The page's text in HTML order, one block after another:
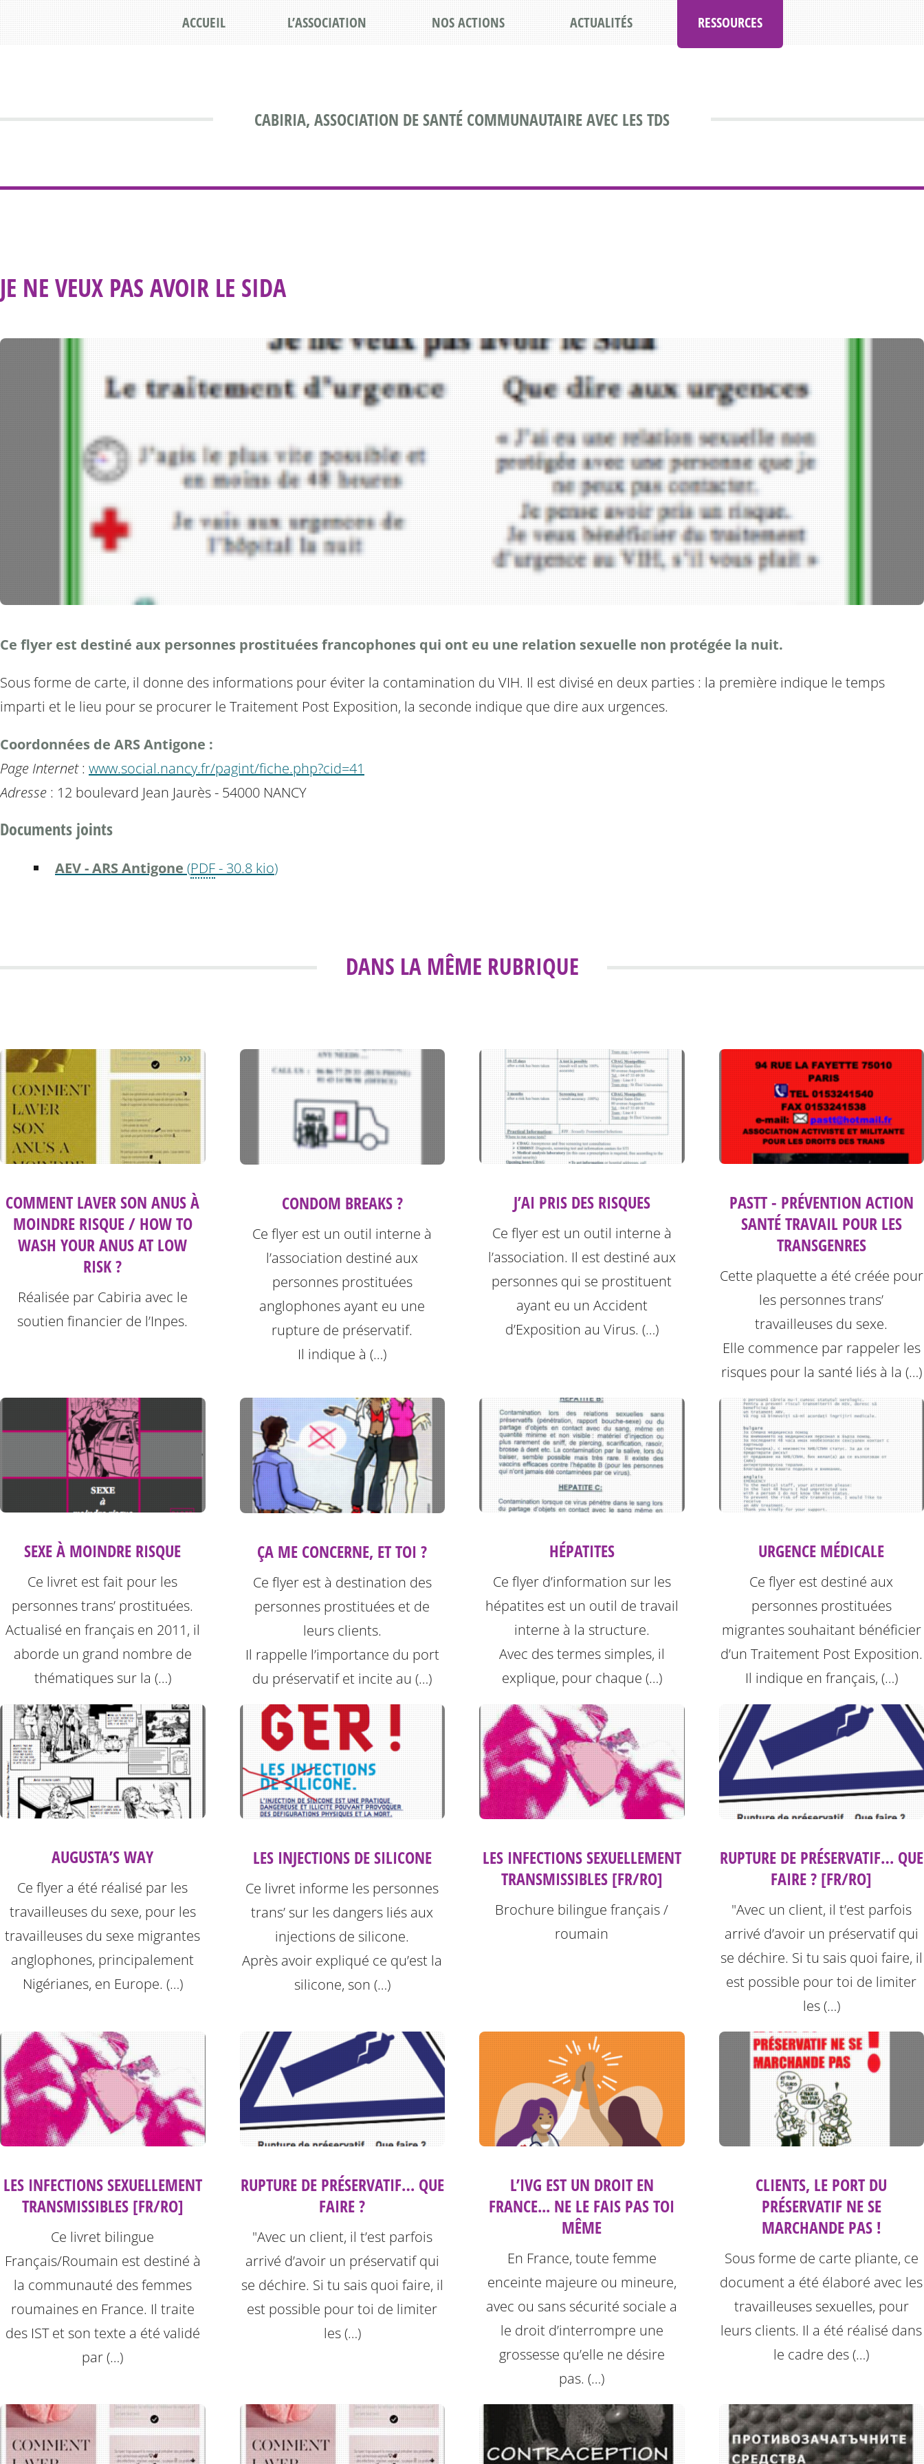
CABIRIA, ASSOCIATION DE SANTÉ COMMUNAUTAIRE AVEC LES TDS
ACCUEIL L’ASSOCIATION NOS ACTIONS ACTUALITÉS RESSOURCES
JE NE VEUX PAS AVOIR LE SIDA
Ce flyer est destiné aux personnes prostituées francophones qui ont eu une relation sexuelle non protégée la nuit.
Sous forme de carte, il donne des informations pour éviter la contamination du VIH. Il est divisé en deux parties : la première indique le temps
imparti et le lieu pour se procurer le Traitement Post Exposition, la seconde indique que dire aux urgences.
Coordonnées de ARS Antigone :
Page Internet: www.social.nancy.fr/pagint/fiche.php?cid=41
Adresse : 12 boulevard Jean Jaurès - 54000 NANCY
Documents joints
AEV - ARS Antigone (PDF- 30.8 kio)
DANS LA MÊME RUBRIQUE
COMMENT LAVER SON ANUS À
MOINDRE RISQUE / HOW TO
WASH YOUR ANUS AT LOW
RISK ?
Réalisée par Cabiria avec le
soutien financier de l’Inpes.
CONDOM BREAKS ?
Ce flyer est un outil interne à
l’association destiné aux
personnes prostituées
anglophones ayant eu une
rupture de préservatif.
Il indique à (…)
J’AI PRIS DES RISQUES
Ce flyer est un outil interne à
l’association. Il est destiné aux
personnes qui se prostituent
ayant eu un Accident
d’Exposition au Virus. (…)
PASTT - PRÉVENTION ACTION
SANTÉ TRAVAIL POUR LES
TRANSGENRES
Cette plaquette a été créée pour
les personnes trans’
travailleuses du sexe.
Elle commence par rappeler les
risques pour la santé liés à la (…)
SEXE À MOINDRE RISQUE
Ce livret est fait pour les
personnes trans’ prostituées.
Actualisé en français en 2011, il
aborde un grand nombre de
thématiques sur la (…)
ÇA ME CONCERNE, ET TOI ?
Ce flyer est à destination des
personnes prostituées et de
leurs clients.
Il rappelle l’importance du port
du préservatif et incite au (…)
HÉPATITES
Ce flyer d’information sur les
hépatites est un outil de travail
interne à la structure.
Avec des termes simples, il
explique, pour chaque (…)
URGENCE MÉDICALE
Ce flyer est destiné aux
personnes prostituées
migrantes souhaitant bénéficier
d’un Traitement Post Exposition.
Il indique en français, (…)
AUGUSTA’S WAY
Ce flyer a été réalisé par les
travailleuses du sexe, pour les
travailleuses du sexe migrantes
anglophones, principalement
Nigérianes, en Europe. (…)
LES INJECTIONS DE SILICONE
Ce livret informe les personnes
trans’ sur les dangers liés aux
injections de silicone.
Après avoir expliqué ce qu’est la
silicone, son (…)
LES INFECTIONS SEXUELLEMENT
TRANSMISSIBLES [FR/RO]
Brochure bilingue français /
roumain
RUPTURE DE PRÉSERVATIF… QUE
FAIRE ? [FR/RO]
"Avec un client, il t’est parfois
arrivé d’avoir un préservatif qui
se déchire. Si tu sais quoi faire, il
est possible pour toi de limiter
les (…)
LES INFECTIONS SEXUELLEMENT
TRANSMISSIBLES [FR/RO]
Ce livret bilingue
Français/Roumain est destiné à
la communauté des femmes
roumaines en France. Il traite
des IST et son texte a été validé
par (…)
RUPTURE DE PRÉSERVATIF… QUE
FAIRE ?
"Avec un client, il t’est parfois
arrivé d’avoir un préservatif qui
se déchire. Si tu sais quoi faire, il
est possible pour toi de limiter
les (…)
L’IVG EST UN DROIT EN
FRANCE... NE LE FAIS PAS TOI
MÊME
En France, toute femme
enceinte majeure ou mineure,
avec ou sans sécurité sociale a
le droit d’interrompre une
grossesse qu’elle ne désire
pas. (…)
CLIENTS, LE PORT DU
PRÉSERVATIF NE SE
MARCHANDE PAS !
Sous forme de carte pliante, ce
document a été élaboré avec les
travailleuses sexuelles, pour
leurs clients. Il a été réalisé dans
le cadre des (…)